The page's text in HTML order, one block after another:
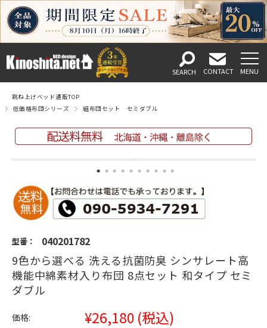
跳ね上げベッド通販TOP
低価格布団シリーズ
組布団セット セミダブル
型番： 040201782
9色から選べる 洗える抗菌防臭 シンサレート高
機能中綿素材入り布団 8点セット 和タイプ セミ
ダブル
価格: ¥26,180 (税込)